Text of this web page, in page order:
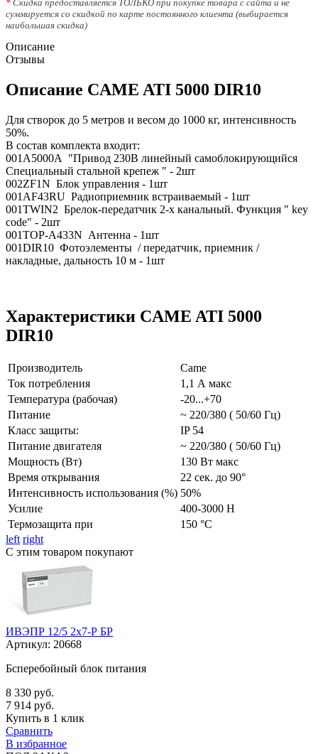
* Скидка предоставляется ТОЛЬКО при покупке товара с сайта и не
суммируется со скидкой по карте постоянного клиента (выбирается
наибольшая скидка)
Описание
Отзывы
Описание CAME ATI 5000 DIR10
Для створок до 5 метров и весом до 1000 кг, интенсивность
50%.
В состав комплекта входит:
001A5000A "Привод 230В линейный самоблокирующийся
Специальный стальной крепеж " - 2шт
002ZF1N Блок управления - 1шт
001AF43RU Радиоприемник встраиваемый - 1шт
001TWIN2 Брелок-передатчик 2-х канальный. Функция " key
code" - 2шт
001TOP-A433N Антенна - 1шт
001DIR10 Фотоэлементы / передатчик, приемник /
накладные, дальность 10 м - 1шт
Характеристики CAME ATI 5000
DIR10
Производитель
Came
Ток потребления
1,1 А макс
Температура (рабочая)
-20...+70
Питание
~ 220/380 ( 50/60 Гц)
Класс защиты:
IP 54
Питание двигателя
~ 220/380 ( 50/60 Гц)
Мощность (Вт)
130 Вт макс
Время открывания
22 сек. до 90°
Интенсивность использования (%) 50%
Усилие
400-3000 Н
Термозащита при
150 °С
left right
С этим товаром покупают
ИВЭПР 12/5 2х7-Р БР
Артикул: 20668
Бсперебойный блок питания
8 330 руб.
7 914 руб.
Купить в 1 клик
Сравнить
В избранное